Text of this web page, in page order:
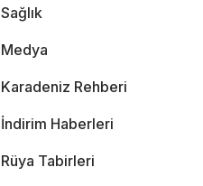
Sağlık
Medya
Karadeniz Rehberi
İndirim Haberleri
Rüya Tabirleri